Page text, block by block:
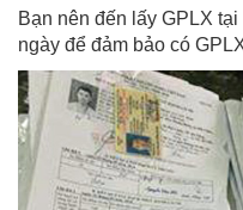
Bạn nên đến lấy GPLX
ngày để đảm bảo có